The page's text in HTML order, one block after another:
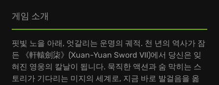
게임 소개
핏빛 노을 아래, 엇갈리는 운명의 궤적. 천 년의 역사가 잠
든 《軒轅劍柒》(Xuan-Yuan Sword VII)에서 당신은 잊
혀진 영웅의 칼날이 됩니다. 묵직한 액션과 숨 막히는 스
토리가 기다리는 미지의 세계로, 지금 바로 발걸음을 옮